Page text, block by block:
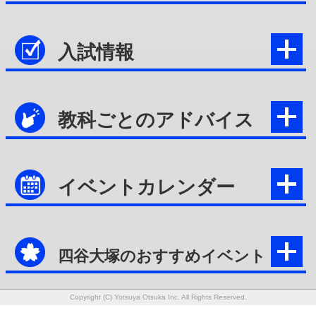
入試情報
教科ごとのアドバイス
イベントカレンダー
四谷大塚のおすすめイベント
Copyright (C) Yotsuya Otsuka Inc. All Rights Reserved.